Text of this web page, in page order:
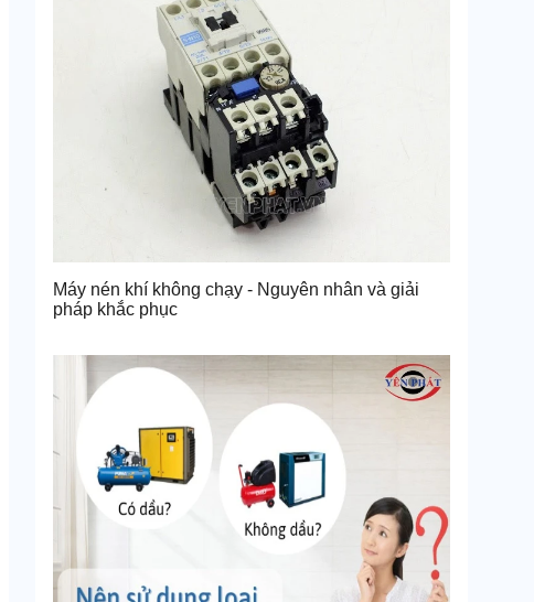
Máy nén khí không chạy - Nguyên nhân và giải
pháp khắc phục